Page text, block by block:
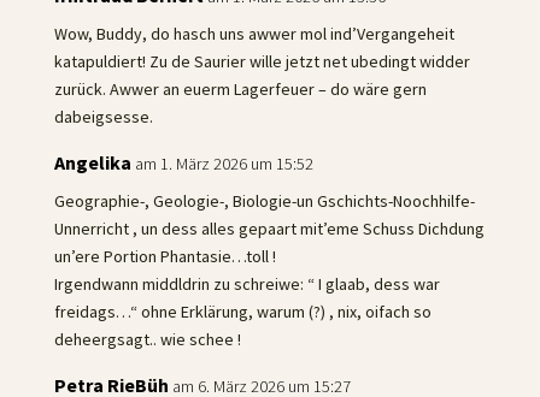
Wow, Buddy, do hasch uns awwer mol ind’Vergangeheit
katapuldiert! Zu de Saurier wille jetzt net ubedingt widder
zurück. Awwer an euerm Lagerfeuer – do wäre gern
dabeigsesse.
Angelika am 1. März 2026 um 15:52
Geographie-, Geologie-, Biologie-un Gschichts-Noochhilfe-
Unnerricht , un dess alles gepaart mit’eme Schuss Dichdung
un’ere Portion Phantasie…toll !
Irgendwann middldrin zu schreiwe: “ I glaab, dess war
freidags…“ ohne Erklärung, warum (?) , nix, oifach so
deheergsagt.. wie schee !
Petra RieBüh am 6. März 2026 um 15:27